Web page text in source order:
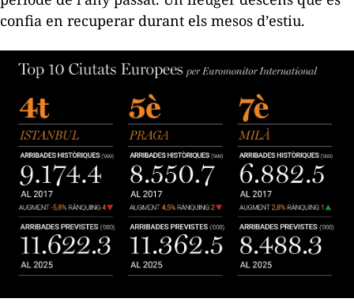
confia en recuperar durant els mesos d’estiu.